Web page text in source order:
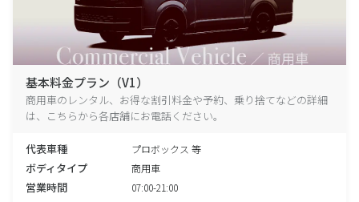
基本料金プラン（V1）
商用車のレンタル、お得な割引料金や予約、乗り捨てなどの詳細
は、こちらから各店舗にお電話ください。
代表車種 プロボックス 等
ボディタイプ 商用車
営業時間 07:00-21:00